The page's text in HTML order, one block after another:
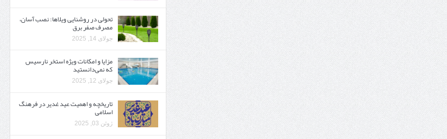
تحولی در روشنایی ویلاها: نصب آسان،
مصرف صفر برق
جولای 14, 2025
مزایا و امکانات ویژه استخر نارسیس
که نمی‌دانستید
جولای 12, 2025
تاریخچه و اهمیت عید غدیر در فرهنگ
اسلامی
ژوئن 03, 2025